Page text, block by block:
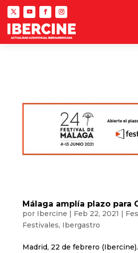
Málaga amplía plazo para
por Ibercine | Feb 22, 2021 |
Festivales, Ibergastro
Madrid, 22 de febrero